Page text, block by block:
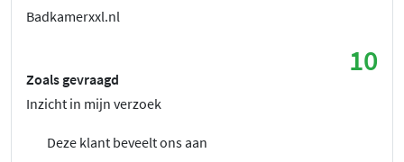
Badkamerxxl.nl
10
Zoals gevraagd
Inzicht in mijn verzoek
Deze klant beveelt ons aan